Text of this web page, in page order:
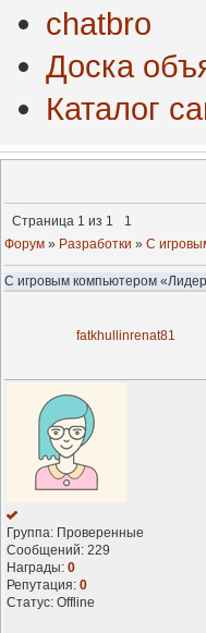
chatbro
Доска
Каталог
Страница 1 из 1
1
Форум » Разработки » С
С игровым компьютером
fatkhullinrenat81
Группа: Проверенные
Сообщений: 229
Награды: 0
Репутация: 0
Статус: Offline